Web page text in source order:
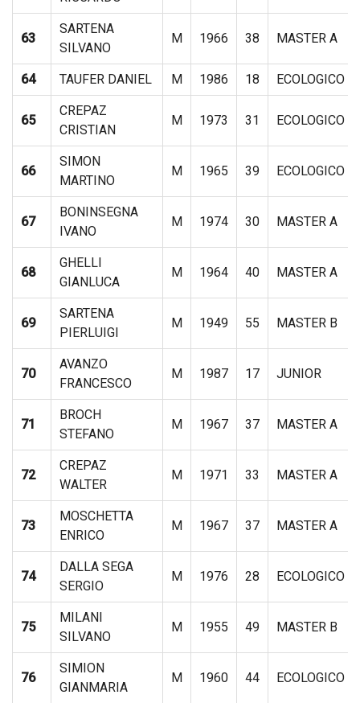
63
SARTENA
SILVANO
M 1966 38 MASTER A
64 TAUFER DANIEL M 1986 18 ECOLOGICO
65
CREPAZ
CRISTIAN
M 1973 31 ECOLOGICO
66
SIMON
MARTINO
M 1965 39 ECOLOGICO
67
BONINSEGNA
IVANO
M 1974 30 MASTER A
68
GHELLI
GIANLUCA
M 1964 40 MASTER A
69
SARTENA
PIERLUIGI
M 1949 55 MASTER B
70
AVANZO
FRANCESCO
M 1987 17 JUNIOR
71
BROCH
STEFANO
M 1967 37 MASTER A
72
CREPAZ
WALTER
M 1971 33 MASTER A
73
MOSCHETTA
ENRICO
M 1967 37 MASTER A
74
DALLA SEGA
SERGIO
M 1976 28 ECOLOGICO
75
MILANI
SILVANO
M 1955 49 MASTER B
76
SIMION
GIANMARIA
M 1960 44 ECOLOGICO